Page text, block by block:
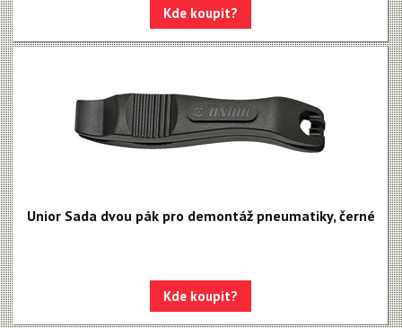
Kde koupit?
Unior Sada dvou pák pro demontáž pneumatiky, černé
Kde koupit?